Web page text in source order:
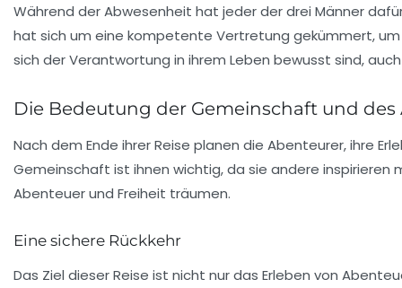
Während der Abwesenheit hat jeder der drei Männer
hat sich um eine kompetente Vertretung gekümmert, um
sich der Verantwortung in ihrem Leben bewusst sind,
Die Bedeutung der Gemeinschaft und des
Nach dem Ende ihrer Reise planen die Abenteurer, ihre
Gemeinschaft ist ihnen wichtig, da sie andere inspirieren
Abenteuer und Freiheit träumen.
Eine sichere Rückkehr
Das Ziel dieser Reise ist nicht nur das Erleben von